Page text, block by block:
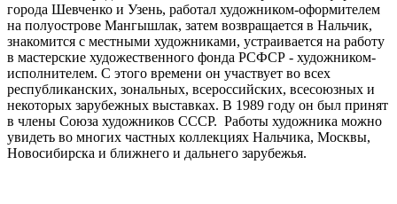
города Шевченко и Узень, работал художником-оформителем
на полуострове Мангышлак, затем возвращается в Нальчик,
знакомится с местными художниками, устраивается на работу
в мастерские художественного фонда РСФСР - художником-
исполнителем. С этого времени он участвует во всех
республиканских, зональных, всероссийских, всесоюзных и
некоторых зарубежных выставках. В 1989 году он был принят
в члены Союза художников СССР. Работы художника можно
увидеть во многих частных коллекциях Нальчика, Москвы,
Новосибирска и ближнего и дальнего зарубежья.